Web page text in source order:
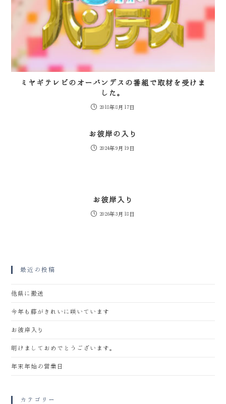
ミヤギテレビのオーバンデスの番組で取材を受けま
した。
2018年8月17日
お彼岸の入り
2024年9月19日
お彼岸入り
2026年3月18日
最近の投稿
他県に搬送
今年も藤がきれいに咲いています
お彼岸入り
明けましておめでとうございます。
年末年始の営業日
カテゴリー